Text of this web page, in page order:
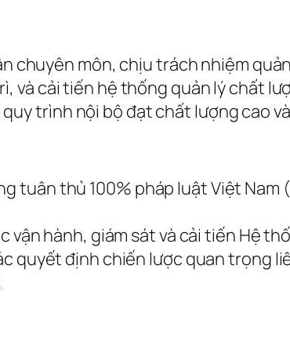
chuyên môn, chịu trách nhiệm
và cải tiến hệ thống quản lý chất
trình nội bộ đạt chất lượng cao
tuân thủ 100% pháp luật Việt Nam
hành, giám sát và cải tiến Hệ
quyết định chiến lược quan trọng